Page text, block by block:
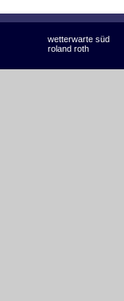
wetterwarte süd
roland roth